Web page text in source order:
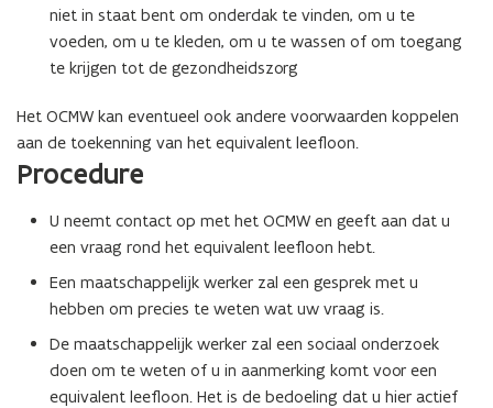
niet in staat bent om onderdak te vinden, om u te
voeden, om u te kleden, om u te wassen of om toegang
te krijgen tot de gezondheidszorg
Het OCMW kan eventueel ook andere voorwaarden koppelen
aan de toekenning van het equivalent leefloon.
Procedure
U neemt contact op met het OCMW en geeft aan dat u
een vraag rond het equivalent leefloon hebt.
Een maatschappelijk werker zal een gesprek met u
hebben om precies te weten wat uw vraag is.
De maatschappelijk werker zal een sociaal onderzoek
doen om te weten of u in aanmerking komt voor een
equivalent leefloon. Het is de bedoeling dat u hier actief